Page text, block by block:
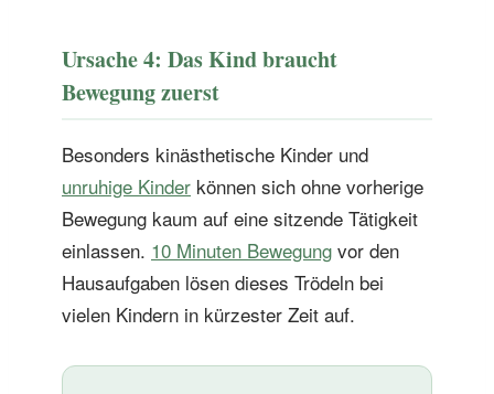
Ursache 4: Das Kind braucht
Bewegung zuerst
Besonders kinästhetische Kinder und
unruhige Kinder können sich ohne vorherige
Bewegung kaum auf eine sitzende Tätigkeit
einlassen. 10 Minuten Bewegung vor den
Hausaufgaben lösen dieses Trödeln bei
vielen Kindern in kürzester Zeit auf.